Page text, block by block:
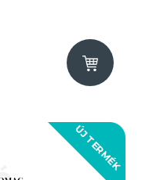
ÚJ TERMÉK